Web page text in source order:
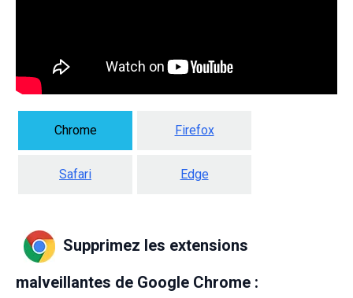
Chrome Firefox
Safari Edge
Supprimez les extensions
malveillantes de Google Chrome :